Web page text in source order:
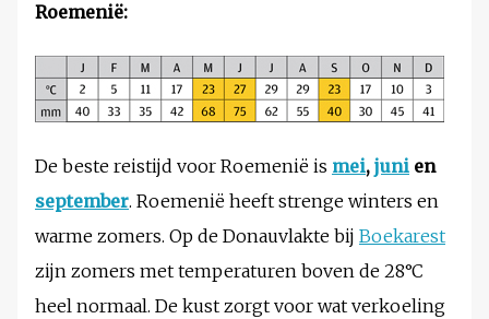
Roemenië:
De beste reistijd voor Roemenië is mei, juni en
september. Roemenië heeft strenge winters en
warme zomers. Op de Donauvlakte bij Boekarest
zijn zomers met temperaturen boven de 28°C
heel normaal. De kust zorgt voor wat verkoeling